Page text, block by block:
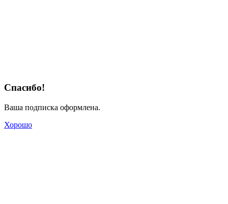
Спасибо!
Ваша подписка оформлена.
Хорошо